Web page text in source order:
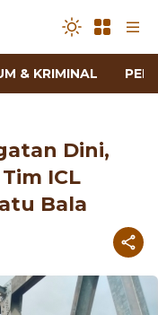
& KRIMINAL
Dini,
ICL
Bala